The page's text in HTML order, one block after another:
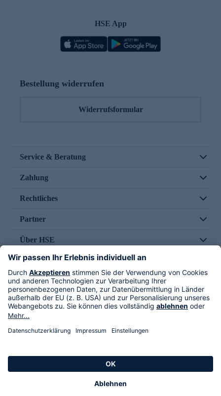
HSE App
Bestellung widerrufen
Widerrufsformular
Service & Beratung
Zahlung
Rechtliches
Partner
Über HSE
Im TV
HSE International